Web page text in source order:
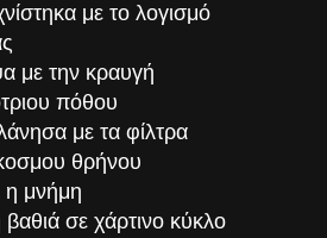
με το λογισμό
με την κραυγή
πόθου
με τα φίλτρα
θρήνου
μνήμη
σε χάρτινο κύκλο